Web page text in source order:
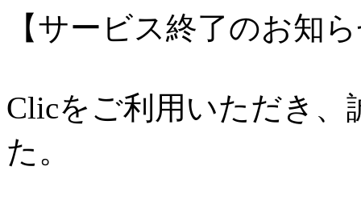
【サービス終了のお知
Clicをご利用いただき
た。